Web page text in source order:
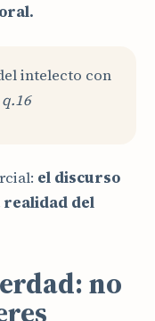
intelecto con
el discurso
realidad del
no